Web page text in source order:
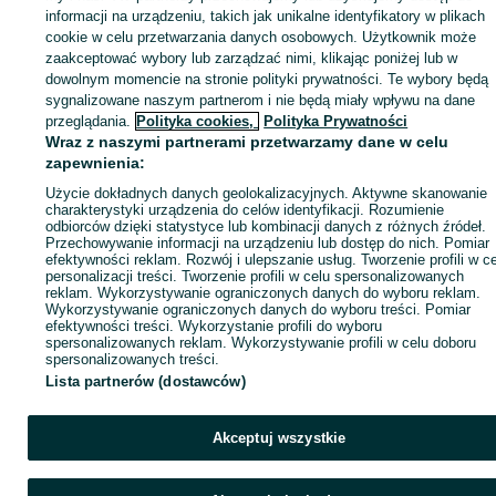
KATEGORIA
ID:1073850067 Wyświetlenia:
Zadzwoń / SMS
informacji na urządzeniu, takich jak unikalne identyfikatory w plikach
cookie w celu przetwarzania danych osobowych. Użytkownik może
zaakceptować wybory lub zarządzać nimi, klikając poniżej lub w
dowolnym momencie na stronie polityki prywatności. Te wybory będą
sygnalizowane naszym partnerom i nie będą miały wpływu na dane
przeglądania. Polityka cookies, Polityka Prywatności
Wraz z naszymi partnerami przetwarzamy dane w celu
zapewnienia:
Użycie dokładnych danych geolokalizacyjnych. Aktywne skanowanie
charakterystyki urządzenia do celów identyfikacji. Rozumienie
odbiorców dzięki statystyce lub kombinacji danych z różnych źródeł.
Przechowywanie informacji na urządzeniu lub dostęp do nich. Pomiar
efektywności reklam. Rozwój i ulepszanie usług. Tworzenie profili w
personalizacji treści. Tworzenie profili w celu spersonalizowanych
reklam. Wykorzystywanie ograniczonych danych do wyboru reklam.
Wykorzystywanie ograniczonych danych do wyboru treści. Pomiar
efektywności treści. Wykorzystanie profili do wyboru
spersonalizowanych reklam. Wykorzystywanie profili w celu doboru
spersonalizowanych treści.
Lista partnerów (dostawców)
Akceptuj wszystkie